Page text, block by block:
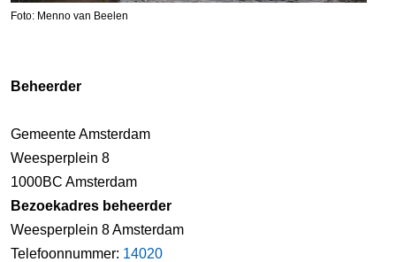
Foto: Menno van Beelen
Beheerder
Gemeente Amsterdam
Weesperplein 8
1000BC Amsterdam
Bezoekadres beheerder
Weesperplein 8 Amsterdam
Telefoonnummer: 14020